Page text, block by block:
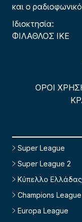
και ο
Ιδιοκτησία:
ΦΙΛΑΘΛΟΣ ΙΚΕ
ΟΡΟΙ
Super League
Super League 2
Κύπελλο Ελλάδας
Champions League
Europa League